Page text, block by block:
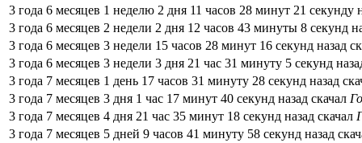
3 года 6 месяцев 1 неделю 2 дня 11 часов 28 минут 21 секунду
3 года 6 месяцев 2 недели 2 дня 12 часов 43 минуты 8 секунд
3 года 6 месяцев 3 недели 15 часов 28 минут 16 секунд назад
3 года 6 месяцев 3 недели 3 дня 21 час 31 минуту 5 секунд
3 года 7 месяцев 1 день 17 часов 31 минуту 28 секунд назад
3 года 7 месяцев 3 дня 1 час 17 минут 40 секунд назад скачал
3 года 7 месяцев 4 дня 21 час 35 минут 18 секунд назад скачал
3 года 7 месяцев 5 дней 9 часов 41 минуту 58 секунд назад